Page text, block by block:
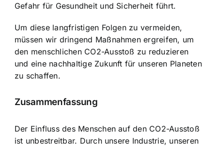
Gefahr für Gesundheit und Sicherheit führt.
Um diese langfristigen Folgen zu vermeiden,
müssen wir dringend Maßnahmen ergreifen, um
den menschlichen CO2-Ausstoß zu reduzieren
und eine nachhaltige Zukunft für unseren Planeten
zu schaffen.
Zusammenfassung
Der Einfluss des Menschen auf den CO2-Ausstoß
ist unbestreitbar. Durch unsere Industrie, unseren